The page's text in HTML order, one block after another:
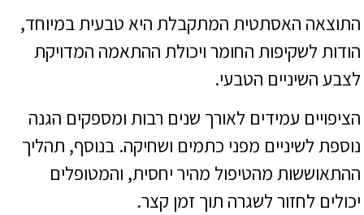
התוצאה האסתטית המתקבלת היא טבעית במיוחד,
הודות לשקיפות החומר ויכולת ההתאמה המדויקת
לצבע השיניים הטבעי.
הציפויים עמידים לאורך שנים רבות ומספקים הגנה
נוספת לשיניים מפני כתמים ושחיקה. בנוסף, תהליך
ההתאוששות מהטיפול מהיר יחסית, והמטופלים
יכולים לחזור לשגרה תוך זמן קצר.